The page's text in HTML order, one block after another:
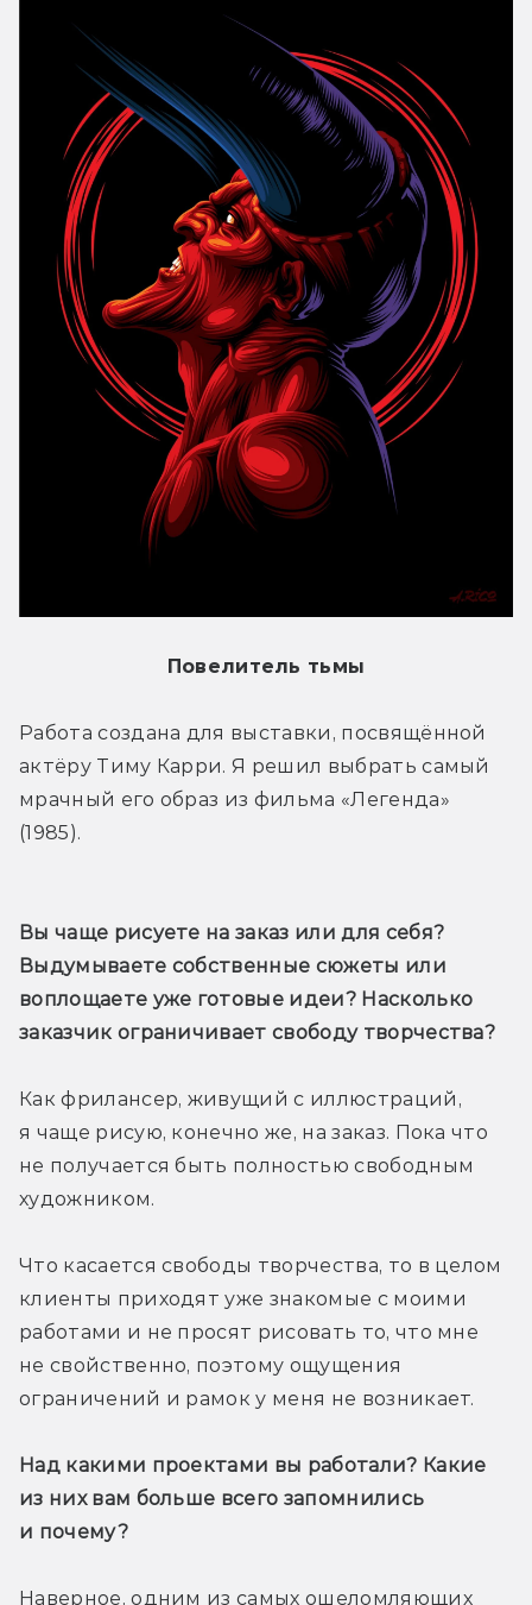
Повелитель тьмы
Работа создана для выставки, посвящённой
актёру Тиму Карри. Я решил выбрать самый
мрачный его образ из фильма «Легенда»
(1985).
Вы чаще рисуете на заказ или для себя?
Выдумываете собственные сюжеты или
воплощаете уже готовые идеи? Насколько
заказчик ограничивает свободу творчества?
Как фрилансер, живущий с иллюстраций,
я чаще рисую, конечно же, на заказ. Пока что
не получается быть полностью свободным
художником.
Что касается свободы творчества, то в целом
клиенты приходят уже знакомые с моими
работами и не просят рисовать то, что мне
не свойственно, поэтому ощущения
ограничений и рамок у меня не возникает.
Над какими проектами вы работали? Какие
из них вам больше всего запомнились
и почему?
Наверное, одним из самых ошеломляющих